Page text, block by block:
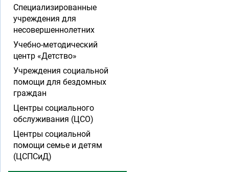
Специализированные
учреждения для
несовершеннолетних
Учебно-методический
центр «Детство»
Учреждения социальной
помощи для бездомных
граждан
Центры социального
обслуживания (ЦСО)
Центры социальной
помощи семье и детям
(ЦСПСиД)